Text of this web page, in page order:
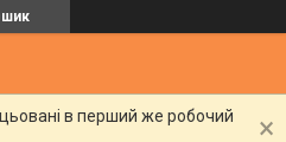
в перший же робочий